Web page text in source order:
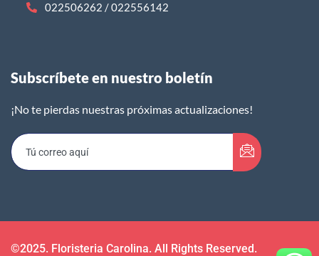
022506262 / 022556142
Subscríbete en nuestro boletín​
¡No te pierdas nuestras próximas actualizaciones!
©2025. Floristeria Carolina. All Rights Reserved.